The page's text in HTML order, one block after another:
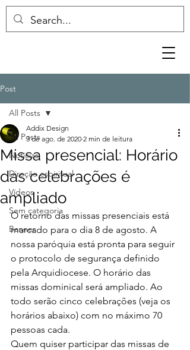
Post
All Posts
Notícias
Direção espiritual
Vídeos
Sem categoria
Banner
All Posts
Missa presencial: Horário
das celebrações é
ampliado
Addix Design
3 de ago. de 2020 2 min de leitura
O retorno das missas presenciais está
marcado para o dia 8 de agosto. A
nossa paróquia está pronta para seguir
o protocolo de segurança definido
pela Arquidiocese. O horário das
missas dominical será ampliado. Ao
todo serão cinco celebrações (veja os
horários abaixo) com no máximo 70
pessoas cada.
Quem quiser participar das missas de